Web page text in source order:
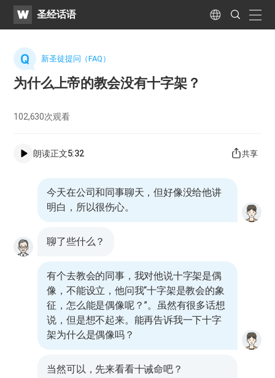
WATV圣经话语 Language
Search
Submit
新圣徒提问（FAQ）
为什么上帝的教会没有十字架？
102,630次观看
朗读正文5:32 共享
今天在公司和同事聊天，但好像没给他讲
明白，所以很伤心。
聊了些什么？
有个去教会的同事，我对他说十字架是偶
像，不能设立，他问我“十字架是教会的象
征，怎么能是偶像呢？”。虽然有很多话想
说，但是想不起来。能再告诉我一下十字
架为什么是偶像吗？
当然可以，先来看看十诫命吧？